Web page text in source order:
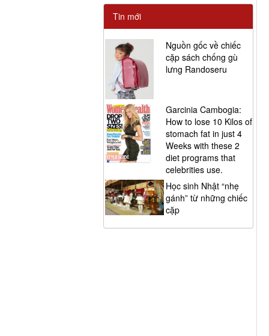
Tin mới
Nguồn gốc về chiếc
cặp sách chống gù
lưng Randoseru
Garcinia Cambogia:
How to lose 10 Kilos of
stomach fat in just 4
Weeks with these 2
diet programs that
celebrities use.
Học sinh Nhật “nhẹ
gánh” từ những chiếc
cặp